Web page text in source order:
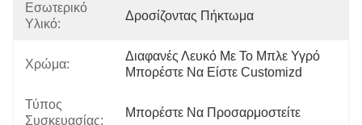
Εσωτερικό
Υλικό:
Δροσίζοντας Πήκτωμα
Χρώμα:
Διαφανές Λευκό Με Το Μπλε Υγρό
Μπορέστε Να Είστε Customizd
Τύπος
Συσκευασίας:
Μπορέστε Να Προσαρμοστείτε